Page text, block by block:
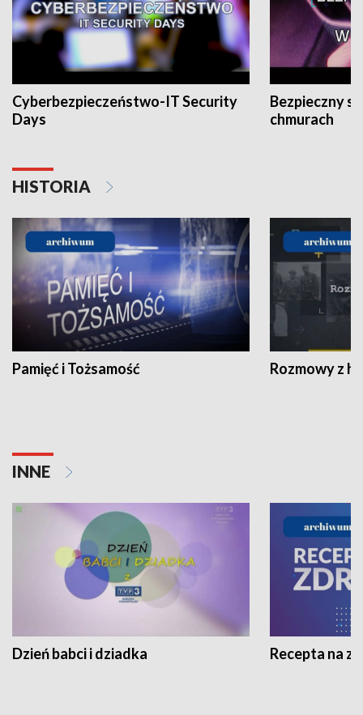
Cyberbezpieczeństwo-IT Security
Days
Bezpieczny
chmurach
HISTORIA
Pamięć i Tożsamość Rozmowy z
INNE
Dzień babci i dziadka Recepta na